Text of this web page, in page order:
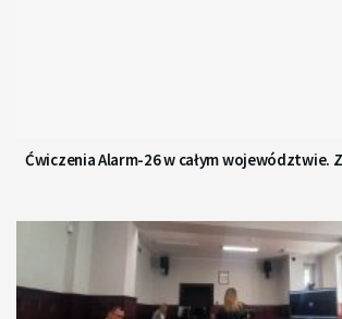
Ćwiczenia Alarm-26 w całym województwie.